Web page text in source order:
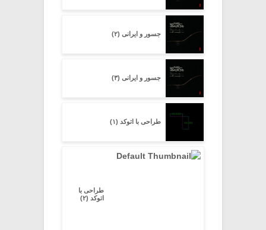
جسور و ایرانی (۲)
جسور و ایرانی (۳)
طراحی با اتوکد (۱)
طراحی با
اتوکد (۲)